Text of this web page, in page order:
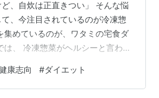
ど、自炊は正直きつい」 そんな悩
、今注目されているのが冷凍惣
集めているのが、ワタミの宅食ダ
は、 冷凍惣菜がヘルシーと言われ
初心者でも分かるように解説し
にヘルシー？結論：むしろ健康的
康志向 #ダイエット